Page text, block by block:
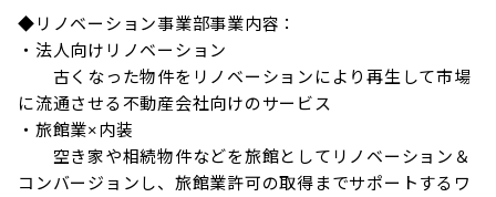
◆リノベーション事業部事業内容：
・法人向けリノベーション
古くなった物件をリノベーションにより再生して市場
に流通させる不動産会社向けのサービス
・旅館業×内装
空き家や相続物件などを旅館としてリノベーション＆
コンバージョンし、旅館業許可の取得までサポートするワ